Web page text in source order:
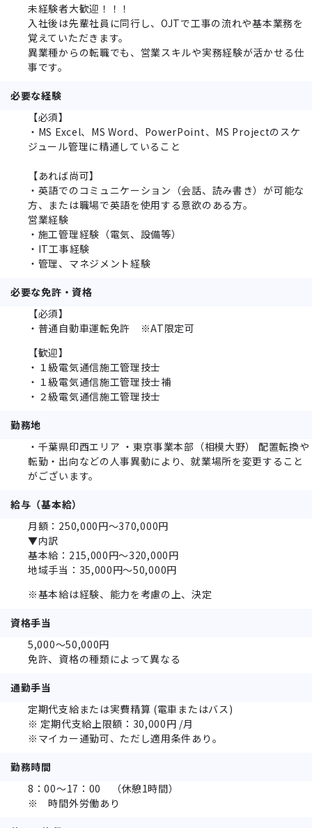
未経験者大歓迎！！！
入社後は先輩社員に同行し、OJTで工事の流れや基本業務を
覚えていただきます。
異業種からの転職でも、営業スキルや実務経験が活かせる仕
事です。
必要な経験
【必須】
・MS Excel、MS Word、PowerPoint、MS Projectのスケ
ジュール管理に精通していること
【あれば尚可】
・英語でのコミュニケーション（会話、読み書き）が可能な
方、または職場で英語を使用する意欲のある方。
営業経験
・施工管理経験（電気、設備等）
・IT工事経験
・管理、マネジメント経験
必要な免許・資格
【必須】
・普通自動車運転免許 ※AT限定可
【歓迎】
・１級電気通信施工管理技士
・１級電気通信施工管理技士補
・２級電気通信施工管理技士
勤務地
・千葉県印西エリア ・東京事業本部（相模大野） 配置転換や
転勤・出向などの人事異動により、就業場所を変更すること
がございます。
給与（基本給）
月額：250,000円～370,000円
▼内訳
基本給：215,000円～320,000円
地域手当：35,000円～50,000円
※基本給は経験、能力を考慮の上、決定
資格手当
5,000～50,000円
免許、資格の種類によって異なる
通勤手当
定期代支給または実費精算 (電車またはバス)
※ 定期代支給上限額：30,000円 /月
※マイカー通勤可、ただし適用条件あり。
勤務時間
8：00～17：00 （休憩1時間）
※ 時間外労働あり